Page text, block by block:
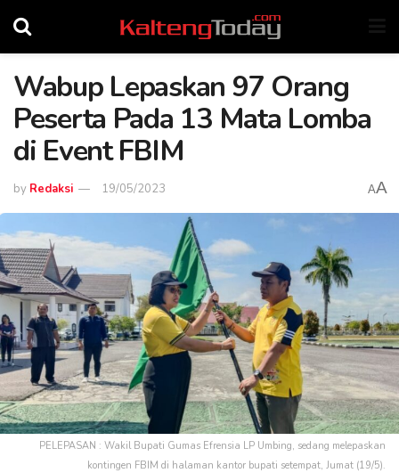
Wabup Lepaskan 97 Orang
Peserta Pada 13 Mata Lomba
di Event FBIM
by Redaksi 19/05/2023 AA
PELEPASAN : Wakil Bupati Gumas Efrensia LP Umbing, sedang melepaskan
kontingen FBIM di halaman kantor bupati setempat, Jumat (19/5).